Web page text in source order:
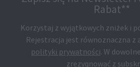
Rabat**
Korzystaj z wyjątkowych zniżek i
Rejestracja jest równoznaczna z
polityki prywatności. W
zrezygnować z